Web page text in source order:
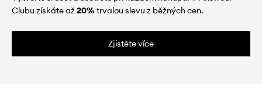
Clubu získáte až20%trvalou slevu z běžných cen.
Zjistěte více